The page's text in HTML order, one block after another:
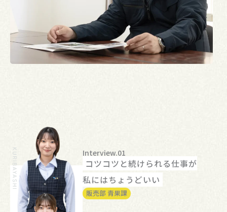
Interview.01
コツコツと続けられる仕事が
私にはちょうどいい
販売部 青果課